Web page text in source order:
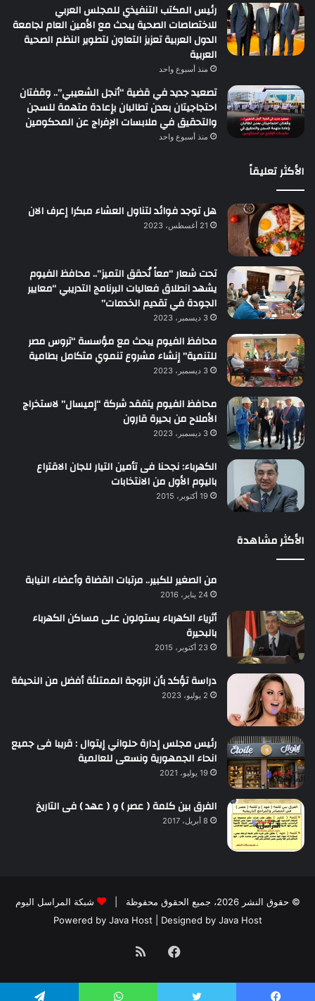
رئيس المكتب التنفيذي للمجلس العربي
للاختصاصات الصحية يبحث مع الأمين العام لجامعة
الدول العربية تعزيز التعاون لتطوير النظم الصحية
العربية
منذ أسبوع واحد
تصعيد جديد في قضية “أنجل الشعيبي”.. وقفتان
احتجاجيتان بعدن تطالبان بإعادة متهمة للسجن
والتحقيق في ملابسات الإفراج عن المحكومين
منذ أسبوع واحد
الأكثر تعليقاً
هل توجد فوائد لتناول العشاء مبكرا إعرف الان
21 أغسطس، 2023
تحت شعار “معاً نُحقق التميز”.. محافظ الفيوم
يشهد انطلاق فعاليات البرنامج التدريبي “معايير
الجودة في تقديم الخدمات”
3 ديسمبر، 2023
محافظ الفيوم يبحث مع مؤسسة “تروس مصر
للتنمية” إنشاء مشروع تنموي متكامل بطامية
3 ديسمبر، 2023
محافظ الفيوم يتفقد شركة “إميسال” لاستخراج
الأملاح من بحيرة قارون
3 ديسمبر، 2023
الكهرباء: نجحنا فى تأمين التيار للجان الاقتراع
باليوم الأول من الانتخابات
19 أكتوبر، 2015
الأكثر مشاهدة
من الصغير للكبير.. مرتبات القضاة وأعضاء النيابة
24 يناير، 2016
أثرياء الكهرباء يستولون على مساكن الكهرباء
بالبحيرة
23 أكتوبر، 2015
دراسة تؤكد بأن الزوجة الممتلئة أفضل من النحيفة
2 يوليو، 2023
رئيس مجلس إدارة حلواني إيتوال : قريبا فى جميع
انحاء الجمهورية ونسعى للعالمية
19 يوليو، 2021
الفرق بين كلمة ( عصر ) و ( عهد ) فى التاريخ
8 أبريل، 2017
© حقوق النشر 2026، جميع الحقوق محفوظة |
شبكة المراسل اليوم
Powered by Java Host | Designed by Java Host
فيسبوكملخص
الموقع